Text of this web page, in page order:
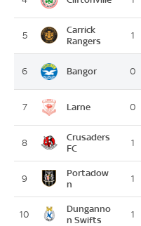
5
Carrick
Rangers
1
6 Bangor 0
7 Larne 0
8
Crusaders
FC
1
9
Portadow
n
1
10
Dunganno
n Swifts
1